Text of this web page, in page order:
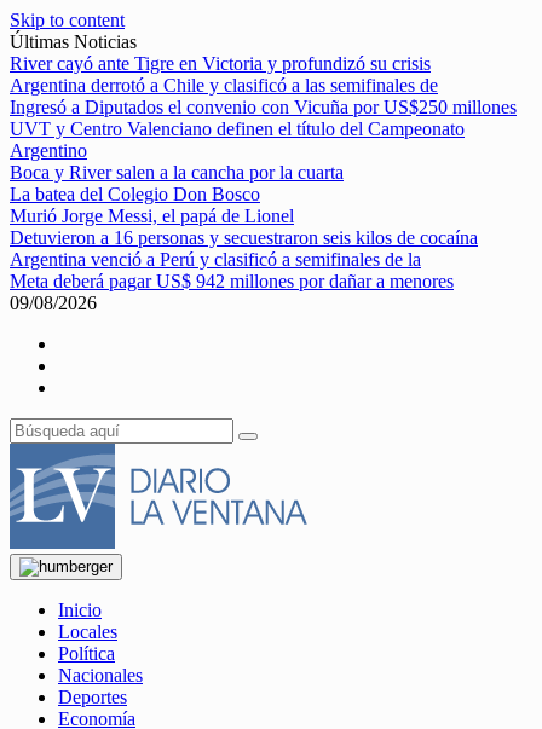
Skip to content
Últimas Noticias
River cayó ante Tigre en Victoria y profundizó su crisis
Argentina derrotó a Chile y clasificó a las semifinales de
Ingresó a Diputados el convenio con Vicuña por US$250 millones
UVT y Centro Valenciano definen el título del Campeonato
Argentino
Boca y River salen a la cancha por la cuarta
La batea del Colegio Don Bosco
Murió Jorge Messi, el papá de Lionel
Detuvieron a 16 personas y secuestraron seis kilos de cocaína
Argentina venció a Perú y clasificó a semifinales de la
Meta deberá pagar US$ 942 millones por dañar a menores
09/08/2026
Inicio
Locales
Política
Nacionales
Deportes
Economía